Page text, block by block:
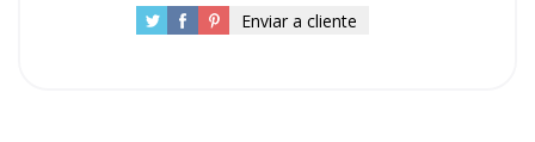
Enviar a cliente